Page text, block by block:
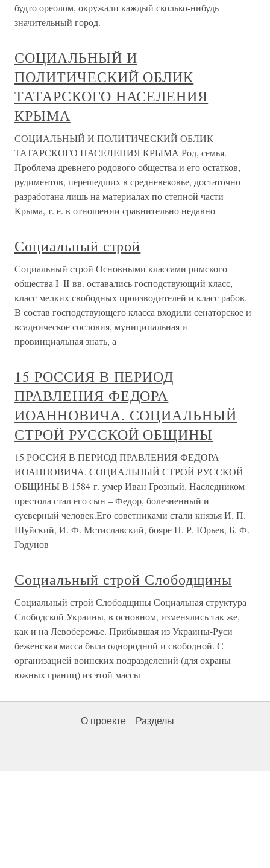
будто ореолом, окружали каждый сколько-нибудь
значительный город.
СОЦИАЛЬНЫЙ И
ПОЛИТИЧЕСКИЙ ОБЛИК
ТАТАРСКОГО НАСЕЛЕНИЯ
КРЫМА
СОЦИАЛЬНЫЙ И ПОЛИТИЧЕСКИЙ ОБЛИК
ТАТАРСКОГО НАСЕЛЕНИЯ КРЫМА Род, семья.
Проблема древнего родового общества и его остатков,
рудиментов, перешедших в средневековье, достаточно
разработана лишь на материалах по степной части
Крыма, т. е. в отношении сравнительно недавно
Социальный строй
Социальный строй Основными классами римского
общества I–II вв. оставались господствующий класс,
класс мелких свободных производителей и класс рабов.
В состав господствующего класса входили сенаторское и
всадническое сословия, муниципальная и
провинциальная знать, а
15 РОССИЯ В ПЕРИОД
ПРАВЛЕНИЯ ФЕДОРА
ИОАННОВИЧА. СОЦИАЛЬНЫЙ
СТРОЙ РУССКОЙ ОБЩИНЫ
15 РОССИЯ В ПЕРИОД ПРАВЛЕНИЯ ФЕДОРА
ИОАННОВИЧА. СОЦИАЛЬНЫЙ СТРОЙ РУССКОЙ
ОБЩИНЫ В 1584 г. умер Иван Грозный. Наследником
престола стал его сын – Федор, болезненный и
суеверный человек.Его советниками стали князья И. П.
Шуйский, И. Ф. Мстиславский, бояре Н. Р. Юрьев, Б. Ф.
Годунов
Социальный строй Слободщины
Социальный строй Слободщины Социальная структура
Слободской Украины, в основном, изменялись так же,
как и на Левобережье. Прибывшая из Украины-Руси
беженская масса была однородной и свободной. С
организацией воинских подразделений (для охраны
южных границ) из этой массы
О проекте Разделы